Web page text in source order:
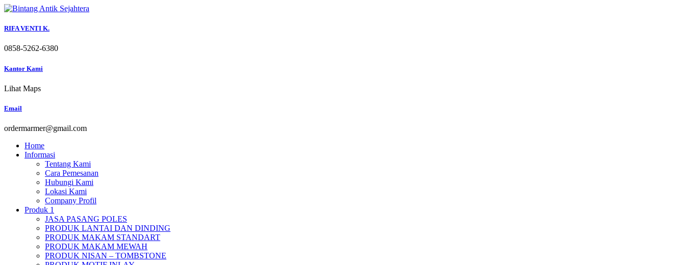
Skip
content
RIFA VENTI K.
0858-5262-6380
Kantor Kami
Lihat Maps
Email
ordermarmer@gmail.com
Home
Informasi
Tentang Kami
Cara Pemesanan
Hubungi Kami
Lokasi Kami
Company Profil
Produk 1
JASA PASANG POLES
PRODUK LANTAI DAN DINDING
PRODUK MAKAM STANDART
PRODUK MAKAM MEWAH
PRODUK NISAN – TOMBSTONE